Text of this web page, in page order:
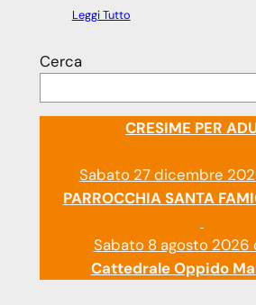
Leggi Tutto
Cerca
CRESIME PER
Sabato 27 dicembre
PARROCCHIA SANTA
Sabato 8 agosto 2026
Cattedrale Oppido